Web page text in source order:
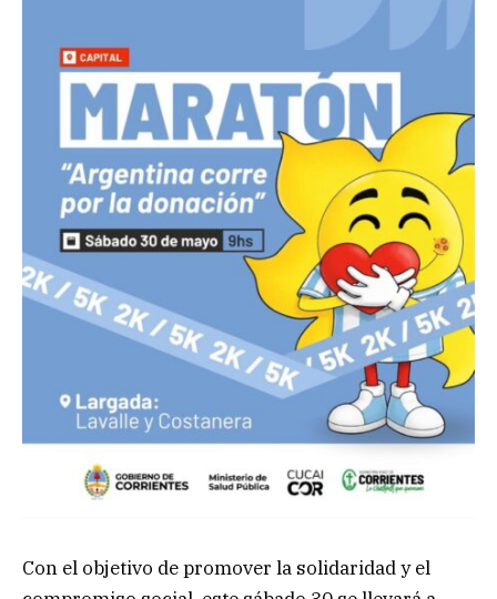
Con el objetivo de promover la solidaridad y el